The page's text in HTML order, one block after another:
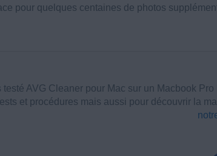
pour quelques centaines de photos
testé AVG Cleaner pour Mac sur un Macbook
et procédures mais aussi pour découvrir la